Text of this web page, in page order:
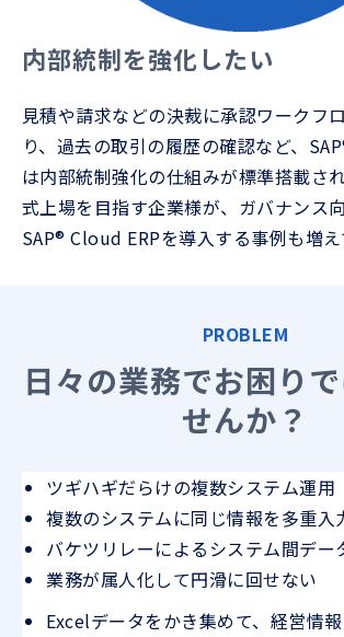
内部統制を強化したい
見積や請求などの決裁に承認ワークフ
り、過去の取引の履歴の確認など、
は内部統制強化の仕組みが標準搭載さ
式上場を目指す企業様が、ガバナンス
SAP® Cloud ERPを導入する事例も増え
PROBLEM
日々の業務でお困り
せんか？
ツギハギだらけの複数システム運用
複数のシステムに同じ情報を多重入
バケツリレーによるシステム間デー
業務が属人化して円滑に回せない
Excelデータをかき集めて、経営情